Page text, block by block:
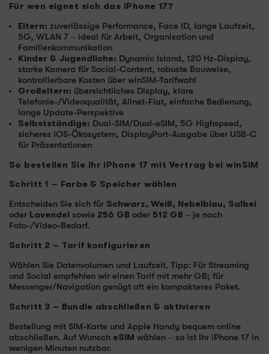
Für wen eignet sich das iPhone 17?
Eltern: zuverlässige Performance, Face ID, lange Laufzeit,
5G, WLAN 7 – ideal für Arbeit, Organisation und
Familienkommunikation
Kinder & Jugendliche: Dynamic Island, 120 Hz-Display,
starke Kamera für Social-Content, robuste Bauweise,
kontrollierbare Kosten über winSIM-Tarifwahl
Großeltern: übersichtliches Display, klare
Telefonie-/Videoqualität, Allnet-Flat, einfache Bedienung,
lange Update-Perspektive
Selbstständige: Dual-SIM/Dual-eSIM, 5G Highspeed,
sicheres iOS-Ökosystem, DisplayPort-Ausgabe über USB-C
für Präsentationen
So bestellen Sie Ihr iPhone 17 mit Vertrag bei winSIM
Schritt 1 – Farbe & Speicher wählen
Entscheiden Sie sich für Schwarz, Weiß, Nebelblau, Salbei
oder Lavendel sowie 256 GB oder 512 GB – je nach
Foto-/Video-Bedarf.
Schritt 2 – Tarif konfigurieren
Wählen Sie Datenvolumen und Laufzeit. Tipp: Für Streaming
und Social empfehlen wir einen Tarif mit mehr GB; für
Messenger/Navigation genügt oft ein kompakteres Paket.
Schritt 3 – Bundle abschließen & aktivieren
Bestellung mit SIM-Karte und Apple Handy bequem online
abschließen. Auf Wunsch eSIM wählen – so ist Ihr iPhone 17 in
wenigen Minuten nutzbar.